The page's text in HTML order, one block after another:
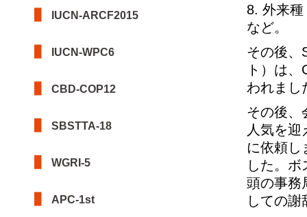
IUCN-ARCF2015
IUCN-WPC6
CBD-COP12
SBSTTA-18
WGRI-5
APC-1st
8. 外来
など。
その後、
ト）は
われまし
その後、
人気を
に依頼し
した。
頭の事務
しての